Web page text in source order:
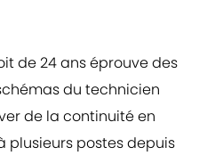
de 24 ans éprouve des
du technicien
de la continuité en
plusieurs postes depuis